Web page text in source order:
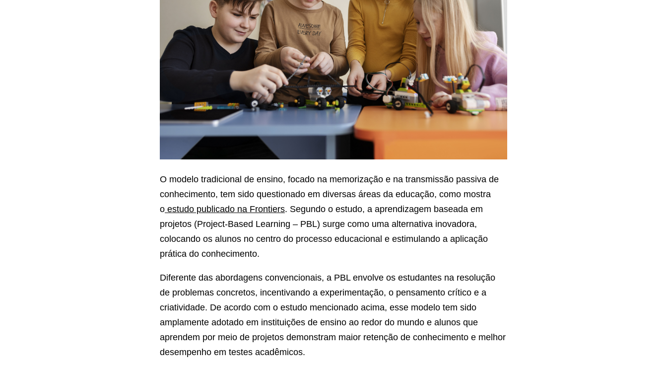
O modelo tradicional de ensino, focado na memorização e na transmissão passiva de
conhecimento, tem sido questionado em diversas áreas da educação, como mostra
o estudo publicado na Frontiers. Segundo o estudo, a aprendizagem baseada em
projetos (Project-Based Learning – PBL) surge como uma alternativa inovadora,
colocando os alunos no centro do processo educacional e estimulando a aplicação
prática do conhecimento.
Diferente das abordagens convencionais, a PBL envolve os estudantes na resolução
de problemas concretos, incentivando a experimentação, o pensamento crítico e a
criatividade. De acordo com o estudo mencionado acima, esse modelo tem sido
amplamente adotado em instituições de ensino ao redor do mundo e alunos que
aprendem por meio de projetos demonstram maior retenção de conhecimento e melhor
desempenho em testes acadêmicos.